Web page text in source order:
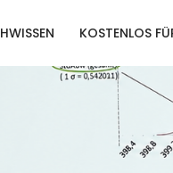
KOSTENLOS